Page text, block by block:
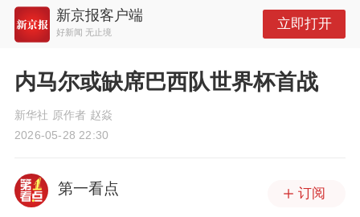
新京报客户端
好新闻 无止境
立即打开
内马尔或缺席巴西队世界杯首战
新华社 原作者 赵焱
2026-05-28 22:30
第一看点 订阅